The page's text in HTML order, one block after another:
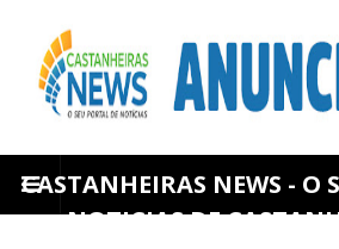
CASTANHEIRAS NEWS - O
NOTICIAS DE